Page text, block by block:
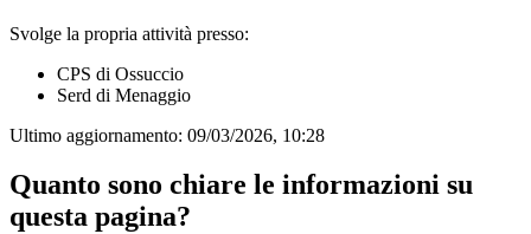
Svolge la propria attività presso:
CPS di Ossuccio
Serd di Menaggio
Ultimo aggiornamento: 09/03/2026, 10:28
Quanto sono chiare le informazioni su
questa pagina?